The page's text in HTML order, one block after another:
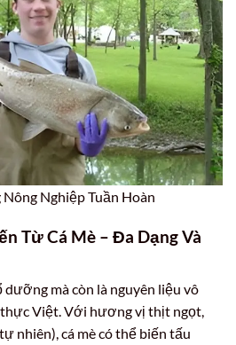
Nông Nghiệp Tuần Hoàn
Từ Cá Mè – Đa Dạng Và
dưỡng mà còn là nguyên liệu vô
Việt. Với hương vị thịt ngọt,
nhiên), cá mè có thể biến tấu